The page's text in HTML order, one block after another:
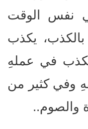
نفس الوقت
يكذب
يكذب في عملهِ
وفي كثير من
والصوم..